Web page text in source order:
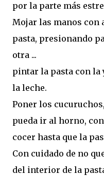
por la parte más
Mojar las manos con
pasta, presionando
otra ...
pintar la pasta con la
la leche.
Poner los
pueda ir al horno,
cocer hasta que la
Con cuidado de no
del interior de la